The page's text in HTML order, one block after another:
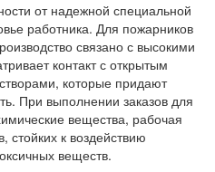
от надежной специальной
работника. Для пожарников
связано с высокими
контакт с открытым
которые придают
При выполнении заказов для
вещества, рабочая
стойких к воздействию
веществ.